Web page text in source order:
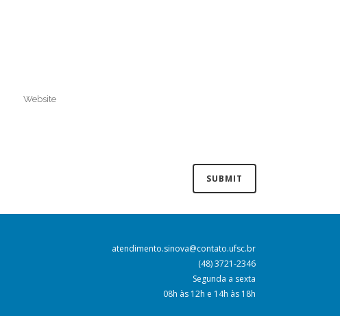
atendimento.sinova@contato.ufsc.br
(48) 3721-2346
Segunda a sexta
08h às 12h e 14h às 18h